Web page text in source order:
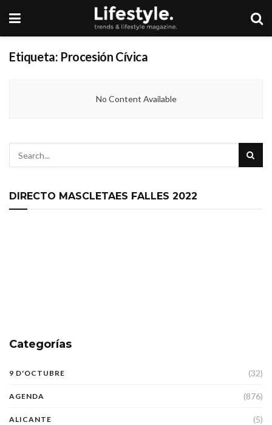
Etiqueta: Procesión Cívica
No Content Available
DIRECTO MASCLETAES FALLES 2022
Categorías
9 D'OCTUBRE (32)
AGENDA (876)
ALICANTE (5)